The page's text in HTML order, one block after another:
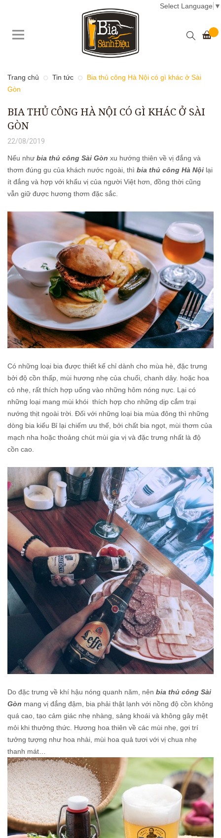
Select Language ▼
Trang chủ Tin tức
Bia thủ công Hà Nội có gì khác ở Sài
Gòn
BIA THỦ CÔNG HÀ NỘI CÓ GÌ KHÁC Ở SÀI
GÒN
22/08/2019
Nếu như bia thủ công Sài Gòn xu hướng thiên về vị đắng và
thơm đúng gu của khách nước ngoài, thì bia thủ công Hà Nội lại
ít đắng và hợp với khẩu vị của người Việt hơn, đồng thời cũng
vẫn giữ được hương thơm đặc sắc.
Có những loại bia được thiết kế chỉ dành cho mùa hè, đặc trưng
bởi độ cồn thấp, mùi hương nhẹ của chuối, chanh dây. hoặc hoa
cỏ nhẹ, rất thích hợp uống vào những hôm nóng nực. Lại có
những loại mang mùi khói thích hợp cho những dịp cắm trại
nướng thịt ngoài trời. Đối với những loại bia mùa đông thì những
dòng bia kiểu Bỉ lại chiếm ưu thế, bởi chất bia ngọt, mùi thơm của
mạch nha hoặc thoảng chút mùi gia vị và đặc trưng nhất là độ
cồn cao.
Do đặc trưng về khí hậu nóng quanh năm, nên bia thủ công Sài
Gòn mang vị đắng đậm, bia phải thật lạnh với nồng độ cồn không
quá cao, tạo cảm giác nhẹ nhàng, sảng khoái và không gây mệt
mỏi khi thưởng thức. Hương hoa thiên về các mùi nhẹ, gợi trí
tưởng tượng như hoa nhài, mùi hoa quả tươi với vị chua nhẹ
thanh mát…